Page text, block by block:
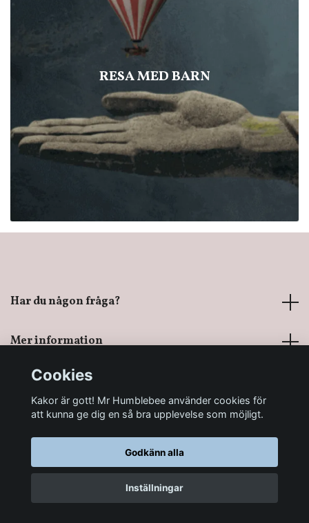
RESA MED BARN
LÄGG I KORGEN
Har du någon fråga?
Mer information
Sociala medier
© 2026 Mr Humblebee - En magisk leksaksbutik
Cookies
Kakor är gott! Mr Humblebee använder cookies för
att kunna ge dig en så bra upplevelse som möjligt.
Godkänn alla
Inställningar